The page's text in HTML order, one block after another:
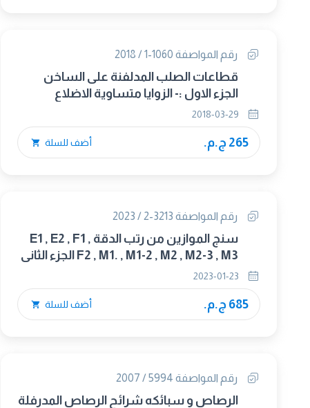
رقم المواصفة 1060-1 / 2018
قطاعات الصلب المدلفنة على الساخن
الجزء الاول :- الزوايا متساوية الاضلاع
265 ج.م. أضف للسلة
رقم المواصفة 3213-2 / 2023
سنج الموازين من رتب الدقة E1 , E2 , F1 ,
F2 , M1. , M1-2 , M2 , M2-3 , M3 الجزء الثانى
2/2004) (متبناه)
685 ج.م. أضف للسلة
رقم المواصفة 5994 / 2007
الرصاص و سبائكه شرائح الرصاص المدرفلة